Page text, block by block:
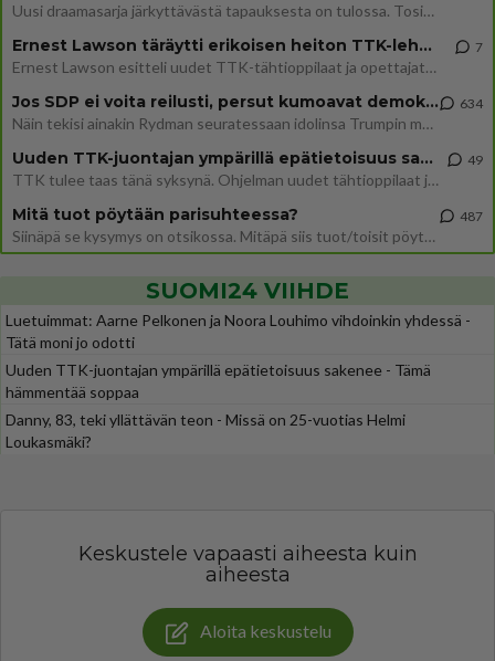
Uusi draamasarja järkyttävästä tapauksesta on tulossa. Tositapahtumiin perustuva sarja ammentaa vuoden 1986 Mikkelin pan
Ernest Lawson täräytti erikoisen heiton TTK-lehdistötilaisuudessa: " Onko tässä tarkoituksena...?"
Ernest Lawson esitteli uudet TTK-tähtioppilaat ja opettajat torstaina 6.8. lehdistölle. Tulevalla kaudella on yksi hausk
7
Jos SDP ei voita reilusti, persut kumoavat demokratian Suomesta
Näin tekisi ainakin Rydman seuratessaan idolinsa Trumpin mallia https://www.is.fi/politiikka/art-2000012187244.html
634
Uuden TTK-juontajan ympärillä epätietoisuus sakenee - Nyt MTV hämmentää soppaa
TTK tulee taas tänä syksynä. Ohjelman uudet tähtioppilaat julkistetaan torstaina 6. elokuuta klo 14 alkavassa lehdistö
49
Mitä tuot pöytään parisuhteessa?
Siinäpä se kysymys on otsikossa. Mitäpä siis tuot/toisit pöytään parisuhteessa? Oletko mies vai nainen? Koetko sen mitä
487
SUOMI24 VIIHDE
Luetuimmat: Aarne Pelkonen ja Noora Louhimo vihdoinkin yhdessä -
Tätä moni jo odotti
Uuden TTK-juontajan ympärillä epätietoisuus sakenee - Tämä
hämmentää soppaa
Danny, 83, teki yllättävän teon - Missä on 25-vuotias Helmi
Loukasmäki?
Keskustele vapaasti aiheesta kuin
aiheesta
Aloita keskustelu